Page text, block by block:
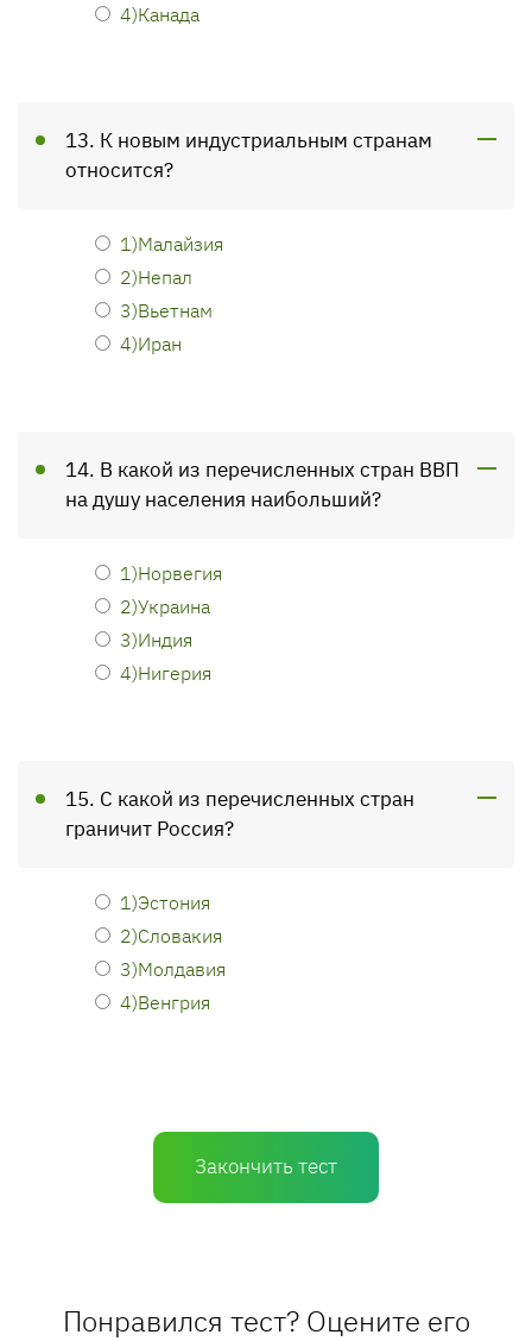
4)Канада
13. К новым индустриальным странам
относится?
1)Малайзия
2)Непал
3)Вьетнам
4)Иран
14. В какой из перечисленных стран ВВП
на душу населения наибольший?
1)Норвегия
2)Украина
3)Индия
4)Нигерия
15. С какой из перечисленных стран
граничит Россия?
1)Эстония
2)Словакия
3)Молдавия
4)Венгрия
Закончить тест
Понравился тест? Оцените его